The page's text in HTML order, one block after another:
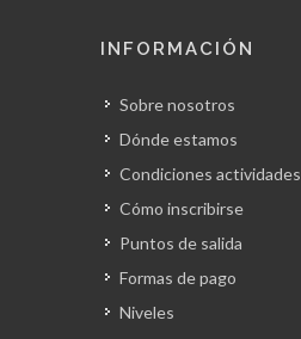
INFORMACIÓN
Sobre nosotros
Dónde estamos
Condiciones actividades
Cómo inscribirse
Puntos de salida
Formas de pago
Niveles